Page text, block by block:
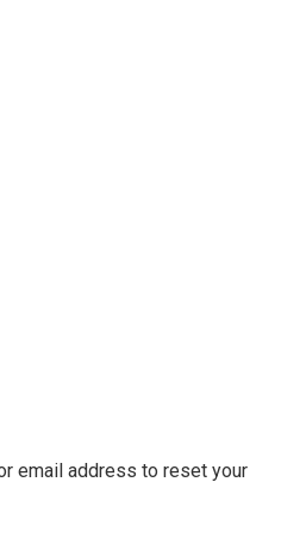
email address to reset your